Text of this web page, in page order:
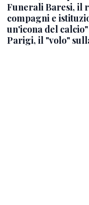
Funerali Baresi, il
compagni e
un'icona del calcio"
Parigi, il "volo"